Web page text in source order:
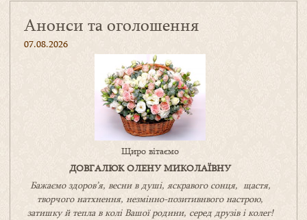
Анонси та оголошення
07.08.2026
Щиро вітаємо
ДОВГАЛЮК ОЛЕНУ МИКОЛАЇВНУ
Бажаємо здоров’я, весни в душі, яскравого сонця, щастя,
творчого натхнення, незмінно-позитивнвого настрою,
затишкуйтепла в коліВашоїродини, серед друзів і колег!